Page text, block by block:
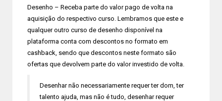
Desenho – Receba parte do valor pago de volta na
aquisição do respectivo curso. Lembramos que este e
qualquer outro curso de desenho disponível na
plataforma conta com descontos no formato em
cashback, sendo que descontos neste formato são
ofertas que devolvem parte do valor investido de volta.
Desenhar não necessariamente requer ter dom, ter
talento ajuda, mas não é tudo, desenhar requer